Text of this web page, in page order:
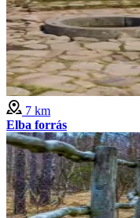
7 km
Elba forrás